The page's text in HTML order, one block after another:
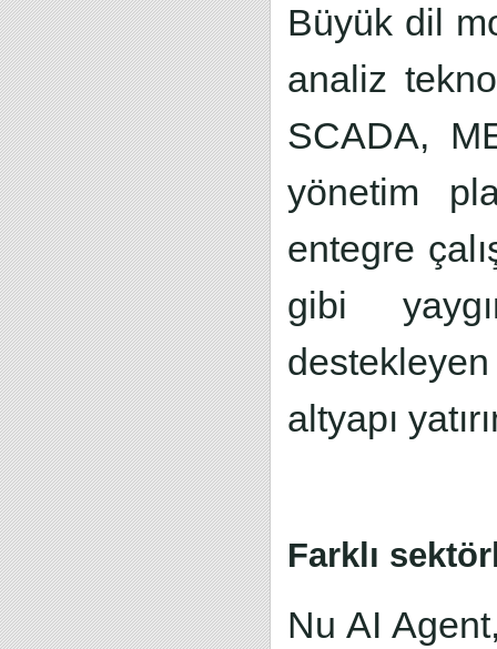
Büyük dil
analiz
SCADA,
yönetim
entegre
gibi
altyapı
Farklı
Nu AI